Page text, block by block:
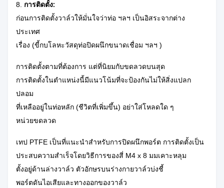
8. การติดตั้ง:
ก่อนการติดตั้งวาล์วให้มั่นใจว่าท่อ ฯลฯ เป็นอิสระจากต่าง
ประเทศ
เรื่อง (ขี้กบโลหะวัสดุท่อปิดผนึกขนาดเชื่อม ฯลฯ )
การติดตั้งตามที่ต้องการ แต่ที่นิยมกับขดลวดบนสุด
การติดตั้งในตำแหน่งนี้มีแนวโน้มที่จะป้องกันไม่ให้สิ่งแปลก
ปลอม
ที่เหลืออยู่ในท่อหลัก (ชีวิตที่เพิ่มขึ้น) อย่าใส่โหลดใด ๆ
หน่วยขดลวด
เทป PTFE เป็นที่แนะนำสำหรับการปิดผนึกพอร์ต การติดตั้งเป็น
ประสบความสำเร็จโดยวิธีการของสี่ M4 x 8 มมเคาะหลุม
ตั้งอยู่ด้านล่างวาล์ว ตัวอักษรบนร่างกายวาล์วบ่งชี้
พอร์ตดันไอเสียและทางออกของวาล์ว